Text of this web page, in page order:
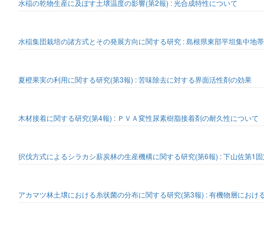
水稲の乾物生産に及ぽす土壌温度の影響(第2報) : 光合成特性について
水稲集団栽培の諸方式とその発展方向に関する研究 : 島根県東部平坦集中地
夏橙果実の利用に関する研究(第3報) : 苦味除去に対する界面活性剤の効果
木材接着に関する研究(第4報) : ＰＶＡ変性尿素樹脂接着剤の耐久性について
択伐方式によるシラカシ薪炭林の生産機構に関する研究(第6報) : 下山佐第1
アカマツ林土壌における糸状菌の分布に関する研究(第3報) : 有機物層におけ